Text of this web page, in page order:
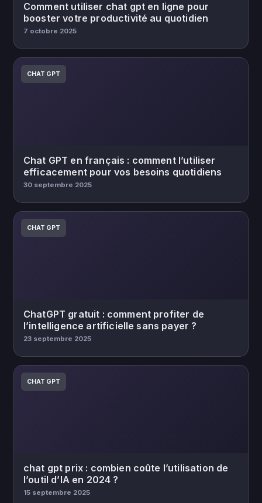
Comment utiliser chat gpt en ligne pour
booster votre productivité au quotidien
7 octobre 2025
CHAT GPT
Chat GPT en français : comment l’utiliser
efficacement pour vos besoins quotidiens
30 septembre 2025
CHAT GPT
ChatGPT gratuit : comment profiter de
l’intelligence artificielle sans payer ?
23 septembre 2025
CHAT GPT
chat gpt prix : combien coûte l’utilisation de
l’outil d’IA en 2024 ?
15 septembre 2025